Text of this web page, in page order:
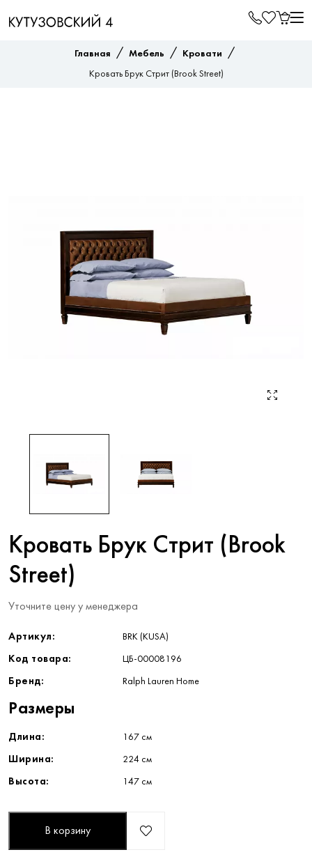
Главная / Мебель / Кровати /
Кровать Брук Стрит (Brook Street)
Кровать Брук Стрит (Brook
Street)
Уточните цену у менеджера
Артикул: BRK (KUSA)
Код товара: ЦБ-00008196
Бренд: Ralph Lauren Home
Размеры
Длина: 167 см
Ширина: 224 см
Высота: 147 см
В корзину